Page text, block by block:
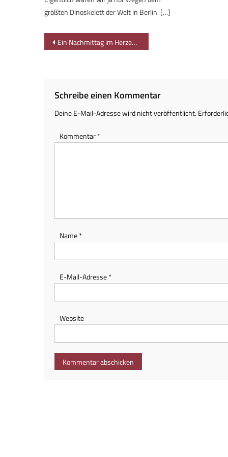
größten Dinoskelett der Welt in Berlin. […]
Beitragsnavigation
Ein Nachmittag im Herzen von Berlin
Schreibe einen Kommentar
Deine E-Mail-Adresse wird nicht veröffentlicht.
Kommentar*
Name*
E-Mail-Adresse*
Website